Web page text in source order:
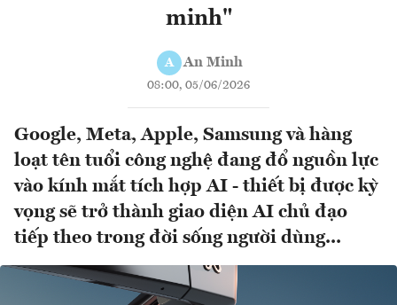
minh"
A An Minh
08:00, 05/06/2026
Google, Meta, Apple, Samsung và hàng
loạt tên tuổi công nghệ đang đổ nguồn lực
vào kính mắt tích hợp AI - thiết bị được kỳ
vọng sẽ trở thành giao diện AI chủ đạo
tiếp theo trong đời sống người dùng...